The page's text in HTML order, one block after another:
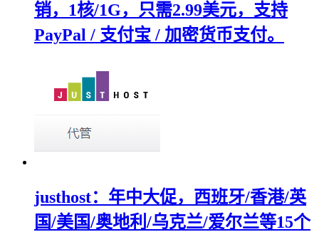
销，1核/1G，只需2.99美元，支持
PayPal / 支付宝 / 加密货币支付。
justhost：年中大促，西班牙/香港/英
国/美国/奥地利/乌克兰/爱尔兰等15个